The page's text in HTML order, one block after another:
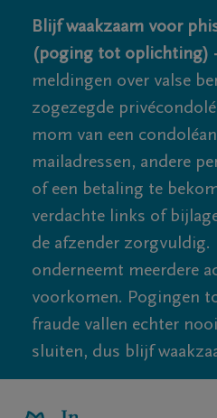
Blijf waakzaam voor
(poging tot oplichting)
meldingen over valse
zogezegde
mom van een
mailadressen, andere
of een betaling te
verdachte links of
de afzender zorgvuldig.
onderneemt meerdere
voorkomen. Pogingen
fraude vallen echter
sluiten, dus blijf